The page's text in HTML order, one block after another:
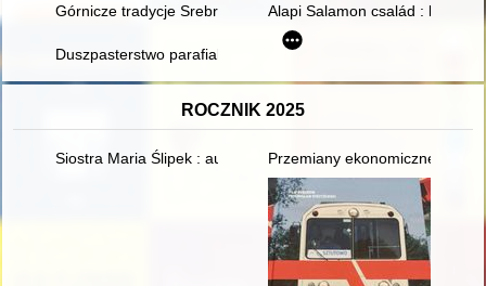
Górnicze tradycje Srebrnego MiastaAlapi Salamon család :
Duszpasterstwo parafialne, sanktuaryjne i rektoratów
ROCZNIK 2025
Siostra Maria Ślipek : autobiografia : to, co jeszcze pamiętam
Przemiany ekonomiczne i